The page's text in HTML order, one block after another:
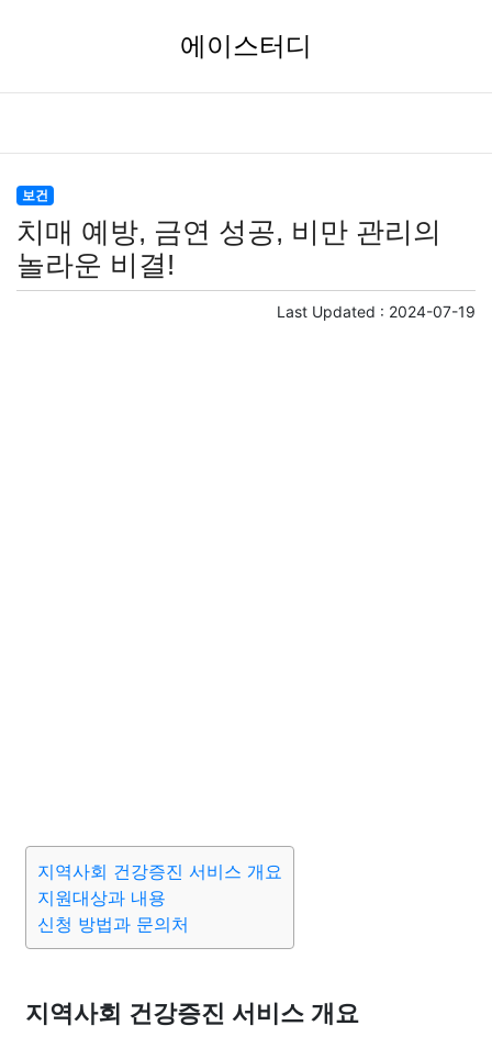
에이스터디
보건
치매 예방, 금연 성공, 비만 관리의
놀라운 비결!
Last Updated : 2024-07-19
지역사회 건강증진 서비스 개요
지원대상과 내용
신청 방법과 문의처
지역사회 건강증진 서비스 개요